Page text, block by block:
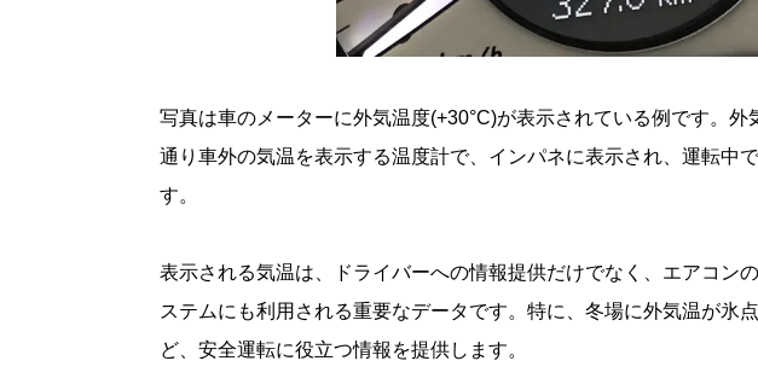
写真は車のメーターに外気温度(+30°C)が表示されている例です。
通り車外の気温を表示する温度計で、インパネに表示され、運転中
す。
表示される気温は、ドライバーへの情報提供だけでなく、エアコン
ステムにも利用される重要なデータです。特に、冬場に外気温が氷
ど、安全運転に役立つ情報を提供します。